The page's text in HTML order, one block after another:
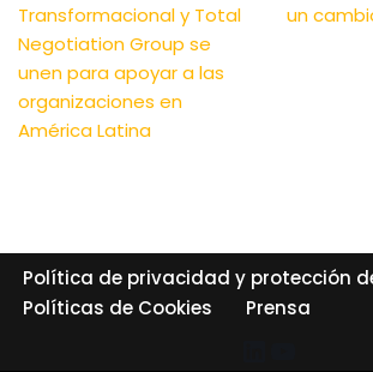
Transformacional y Total
Negotiation Group se
unen para apoyar a las
organizaciones en
América Latina
un
Política de privacidad y protección
Políticas de Cookies
Prensa